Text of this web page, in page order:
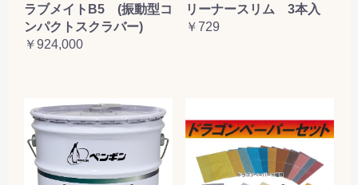
ラブメイトB5 (振動型コ
ンパクトスクラバー)
￥924,000
リーナースリム 3本入
￥729